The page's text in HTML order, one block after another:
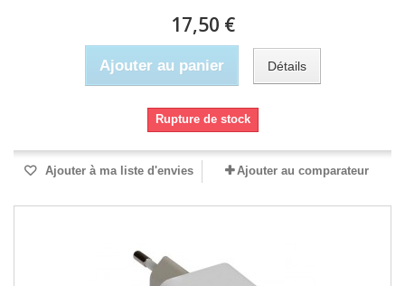
17,50 €
Ajouter au panier Détails
Rupture de stock
Ajouter à ma liste d'envies Ajouter au comparateur